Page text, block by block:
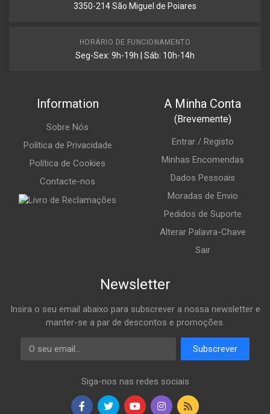
3350-214 São Miguel de Poiares
HORÁRIO DE FUNCIONAMENTO
Seg-Sex: 9h-19h | Sáb: 10h-14h
Information
Sobre Nós
Política de Privacidade
Política de Cookies
Contacte-nos
A Minha Conta
(Brevemente)
Entrar / Registo
Minhas Encomendas
Dados Pessoais
Moradas de Envio
Pedidos de Suporte
Alterar Palavra-Chave
Sair
Newsletter
Insira o seu email abaixo para subscrever a nossa newsletter e
manter-se a par de descontos e promoções.
Email
Subscrever
Siga-nos nas redes sociais